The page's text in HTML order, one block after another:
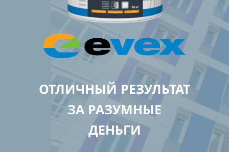
ОТЛИЧНЫЙ РЕЗУЛЬТАТ
ЗА РАЗУМНЫЕ
ДЕНЬГИ